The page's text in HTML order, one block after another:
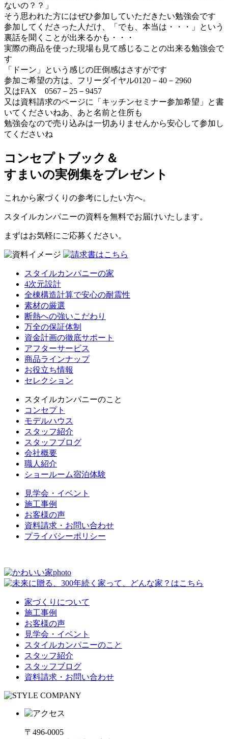
ないの？？」
そう思われた方にはぜひ参加していただきたい勉強会です
参加してくださった人だけ、「でも、本当は・・・」という
裏話を聞くことが出来るかも・・・
実際の商品を使った現場も見て感じることの出来る勉強会で
す
「ドーン」という感じの圧倒感はさすがです
参加ご希望の方は、フリーダイヤル0120－40－2960
又はFAX 0567－25－9457
又は資料請求のページに「キッチンセミナー参加希望」と書
いてくださいねあ、あと名前と住所も
勉強会なので売り込みは一切ありませんから安心して参加し
てくださいね
コンセプトブック＆
すまいの実例集をプレゼント
これから家づくりの参考にしたい方へ。
スタイルカンパニーの資料を無料でお届けいたします。
まずはお気軽にご応募ください。
スタイルカンパニーの家
4次元設計
全棟構造計算で安心の耐震性
素材の厳選
断熱への強いこだわり
万全の保証体制
資金計画の徹底サポート
アフターサービス
商品ラインナップ
お役立ち情報
セレクション
スタイルカンパニーのこと
コンセプト
モデルハウス
スタッフ紹介
スタッフブログ
会社概要
職人紹介
ショールーム宿泊体験
見学会・イベント
施工事例
お客様の声
資料請求・お問い合わせ
プライバシーポリシー
家づくりについて
施工事例
お客様の声
見学会・イベント
スタイルカンパニーのこと
スタッフ紹介
スタッフブログ
資料請求・お問い合わせ
〒496-0005